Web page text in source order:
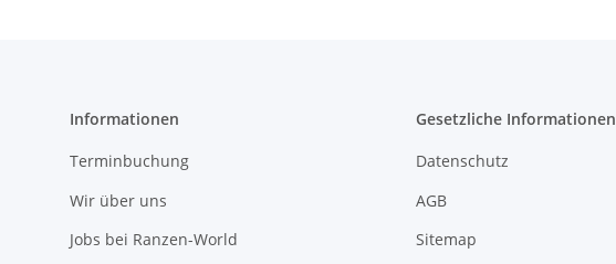
Informationen
Terminbuchung
Wir über uns
Jobs bei Ranzen-World
Gesetzliche Informationen
Datenschutz
AGB
Sitemap